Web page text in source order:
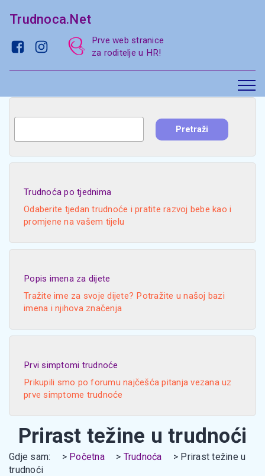
Trudnoca.Net
Prve web stranice
za roditelje u HR!
Trudnoća po tjednima
Odaberite tjedan trudnoće i pratite razvoj bebe kao i
promjene na vašem tijelu
Popis imena za dijete
Tražite ime za svoje dijete? Potražite u našoj bazi
imena i njihova značenja
Prvi simptomi trudnoće
Prikupili smo po forumu najčešća pitanja vezana uz
prve simptome trudnoće
Prirast težine u trudnoći
Gdje sam: Početna Trudnoća
Prirast težine u
trudnoći